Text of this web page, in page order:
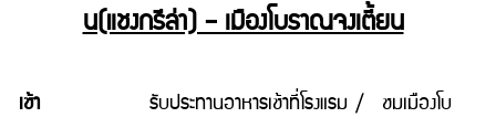
น(แชงกรีล่า) – เมืองโบราณจงเตี้ยน
เช้า
รับประทานอาหารเช้าที่โรงแรม / ชมเมืองโบ